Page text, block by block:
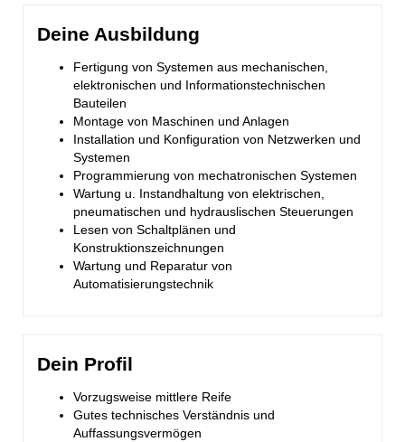
Deine Ausbildung
Fertigung von Systemen aus mechanischen,
elektronischen und Informationstechnischen
Bauteilen
Montage von Maschinen und Anlagen
Installation und Konfiguration von Netzwerken und
Systemen
Programmierung von mechatronischen Systemen
Wartung u. Instandhaltung von elektrischen,
pneumatischen und hydrauslischen Steuerungen
Lesen von Schaltplänen und
Konstruktionszeichnungen
Wartung und Reparatur von
Automatisierungstechnik
Dein Profil
Vorzugsweise mittlere Reife
Gutes technisches Verständnis und
Auffassungsvermögen